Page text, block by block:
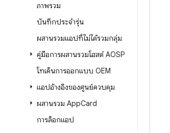
ภาพรวม
บันทึกประจำรุ่น
ผสานรวมแอปที่ไม่ได้รวมกลุ่ม
คู่มือการผสานรวมโฮสต์ AOSP
โทเค็นการออกแบบ OEM
แอปอ้างอิงของศูนย์ควบคุม
ผสานรวม AppCard
การล็อกแอป